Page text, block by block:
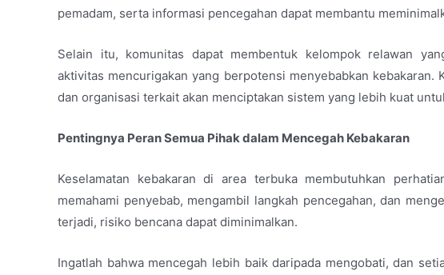
pemadam, serta informasi pencegahan dapat membantu
Selain itu, komunitas dapat membentuk kelompok relawan
aktivitas mencurigakan yang berpotensi menyebabkan kebakaran.
dan organisasi terkait akan menciptakan sistem yang lebih kuat
Pentingnya Peran Semua Pihak dalam Mencegah Kebakaran
Keselamatan kebakaran di area terbuka membutuhkan
memahami penyebab, mengambil langkah pencegahan, dan
terjadi, risiko bencana dapat diminimalkan.
Ingatlah bahwa mencegah lebih baik daripada mengobati, dan